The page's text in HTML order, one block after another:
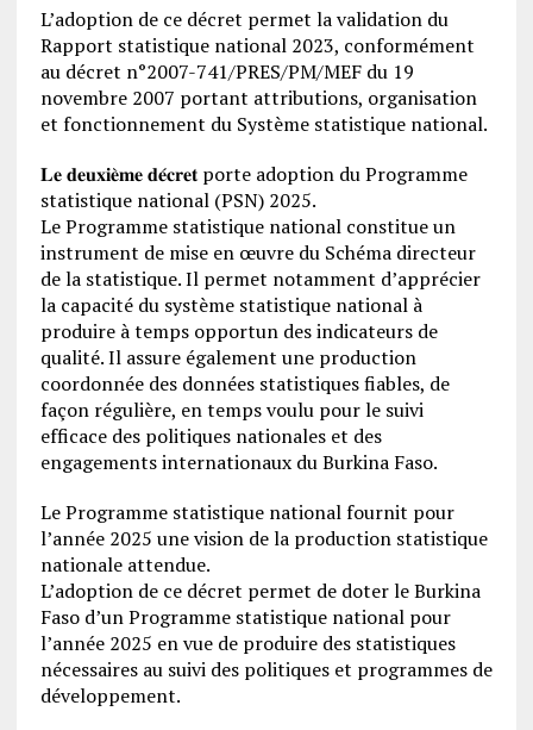
L’adoption de ce décret permet la validation du
Rapport statistique national 2023, conformément
au décret n°2007-741/PRES/PM/MEF du 19
novembre 2007 portant attributions, organisation
et fonctionnement du Système statistique national.
𝐋𝐞 𝐝𝐞𝐮𝐱𝐢𝐞̀𝐦𝐞 𝐝𝐞́𝐜𝐫𝐞𝐭 porte adoption du Programme
statistique national (PSN) 2025.
Le Programme statistique national constitue un
instrument de mise en œuvre du Schéma directeur
de la statistique. Il permet notamment d’apprécier
la capacité du système statistique national à
produire à temps opportun des indicateurs de
qualité. Il assure également une production
coordonnée des données statistiques fiables, de
façon régulière, en temps voulu pour le suivi
efficace des politiques nationales et des
engagements internationaux du Burkina Faso.
Le Programme statistique national fournit pour
l’année 2025 une vision de la production statistique
nationale attendue.
L’adoption de ce décret permet de doter le Burkina
Faso d’un Programme statistique national pour
l’année 2025 en vue de produire des statistiques
nécessaires au suivi des politiques et programmes de
développement.